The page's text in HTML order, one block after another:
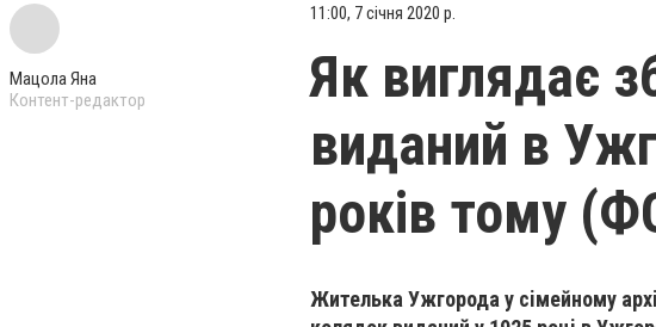
Мацола Яна
Контент-редактор
11:00, 7 січня 2020 р.
Як виглядає
виданий в
років тому
Жителька Ужгорода у сiмейному